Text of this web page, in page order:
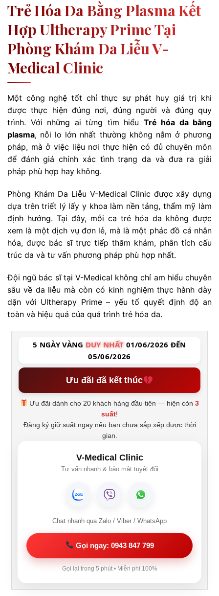
Trẻ Hóa Da Bằng Plasma Kết
Hợp Ultherapy Prime Tại
Phòng Khám Da Liễu V-
Medical Clinic
Một công nghệ tốt chỉ thực sự phát huy giá trị khi
được thực hiện đúng nơi, đúng người và đúng quy
trình. Với những ai từng tìm hiểu Trẻ hóa da bằng
plasma, nỗi lo lớn nhất thường không nằm ở phương
pháp, mà ở việc liệu nơi thực hiện có đủ chuyên môn
để đánh giá chính xác tình trạng da và đưa ra giải
pháp phù hợp hay không.
Phòng Khám Da Liễu V-Medical Clinic được xây dựng
dựa trên triết lý lấy y khoa làm nền tảng, thẩm mỹ làm
định hướng. Tại đây, mỗi ca trẻ hóa da không được
xem là một dịch vụ đơn lẻ, mà là một phác đồ cá nhân
hóa, được bác sĩ trực tiếp thăm khám, phân tích cấu
trúc da và tư vấn phương pháp phù hợp nhất.
Đội ngũ bác sĩ tại V-Medical không chỉ am hiểu chuyên
sâu về da liễu mà còn có kinh nghiệm thực hành dày
dặn với Ultherapy Prime – yếu tố quyết định độ an
toàn và hiệu quả của quá trình trẻ hóa da.
5 NGÀY VÀNG DUY NHẤT 01/06/2026 ĐẾN
05/06/2026
Ưu đãi đã kết thúc
Ưu đãi dành cho 20 khách hàng đầu tiên — hiện còn3
suất!
Đăng ký giữ suất ngay nếu bạn chưa sắp xếp được thời
gian.
V-Medical Clinic
Tư vấn nhanh & bảo mật tuyệt đối
Chat nhanh qua Zalo / Viber / WhatsApp
Gọi ngay: 0943 847 799
Gọi lại trong 5 phút • Miễn phí 100%